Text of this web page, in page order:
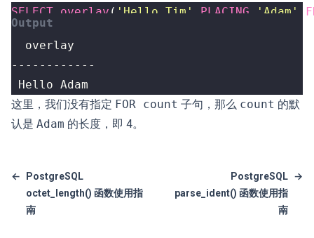
SELECT overlay ( 'Hello Tim' PLACING 'Adam'
Hello Adam
这里，我们没有指定 FOR count 子句，那么 count 的默
认是 Adam 的长度，即 4。
←
PostgreSQL
octet_length() 函数使用指
南
PostgreSQL
parse_ident() 函数使用指
南
→